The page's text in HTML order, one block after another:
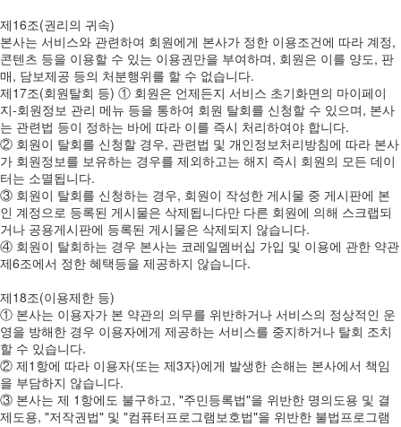
제16조(권리의 귀속)
본사는 서비스와 관련하여 회원에게 본사가 정한 이용조건에 따라 계정,
콘텐츠 등을 이용할 수 있는 이용권만을 부여하며, 회원은 이를 양도, 판
매, 담보제공 등의 처분행위를 할 수 없습니다.
제17조(회원탈회 등) ① 회원은 언제든지 서비스 초기화면의 마이페이
지-회원정보 관리 메뉴 등을 통하여 회원 탈회를 신청할 수 있으며, 본사
는 관련법 등이 정하는 바에 따라 이를 즉시 처리하여야 합니다.
② 회원이 탈회를 신청할 경우, 관련법 및 개인정보처리방침에 따라 본사
가 회원정보를 보유하는 경우를 제외하고는 해지 즉시 회원의 모든 데이
터는 소멸됩니다.
③ 회원이 탈회를 신청하는 경우, 회원이 작성한 게시물 중 게시판에 본
인 계정으로 등록된 게시물은 삭제됩니다만 다른 회원에 의해 스크랩되
거나 공용게시판에 등록된 게시물은 삭제되지 않습니다.
④ 회원이 탈회하는 경우 본사는 코레일멤버십 가입 및 이용에 관한 약관
제6조에서 정한 혜택등을 제공하지 않습니다.
제18조(이용제한 등)
① 본사는 이용자가 본 약관의 의무를 위반하거나 서비스의 정상적인 운
영을 방해한 경우 이용자에게 제공하는 서비스를 중지하거나 탈회 조치
할 수 있습니다.
② 제1항에 따라 이용자(또는 제3자)에게 발생한 손해는 본사에서 책임
을 부담하지 않습니다.
③ 본사는 제 1항에도 불구하고, "주민등록법"을 위반한 명의도용 및 결
제도용, "저작권법" 및 "컴퓨터프로그램보호법"을 위반한 불법프로그램